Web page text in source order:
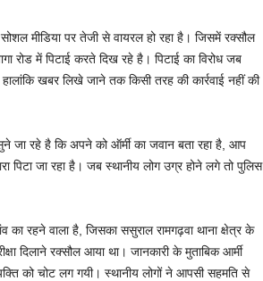
मीडिया पर तेजी से वायरल हो रहा है। जिसमें रक्सौल
रोड में पिटाई करते दिख रहे है। पिटाई का विरोध जब
खबर लिखे जाने तक किसी तरह की कार्रवाई नहीं की
जा रहे है कि अपने को ऑर्मी का जवान बता रहा है, आप
पिटा जा रहा है। जब स्थानीय लोग उग्र होने लगे तो पुलिस
का रहने वाला है, जिसका ससुराल रामगढ़वा थाना क्षेत्र के
दिलाने रक्सौल आया था। जानकारी के मुताबिक आर्मी
को चोट लग गयी। स्थानीय लोगों ने आपसी सहमति से